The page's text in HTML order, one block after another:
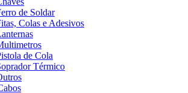
de Soldar
Colas e Adesivos
de Cola
Térmico